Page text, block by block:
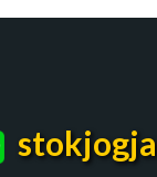
stokjogja